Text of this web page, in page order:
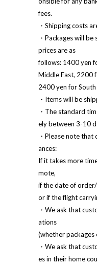
fees.
・Shipping costs
・Packages will
prices are as
follows: 1400 yen
Middle East, 2200
2400 yen for
・Items will be
・The standard
ely between 3-10
・Please note
ances:
If it takes more
mote,
if the date of order/
or if the flight
・We ask that
ations
(whether packages
・We ask that
es in their home